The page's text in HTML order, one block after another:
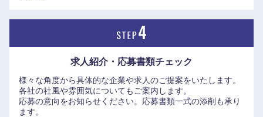
求人紹介・応募書類チェック
様々な角度から具体的な企業や求人のご提案をいたします。
各社の社風や雰囲気についてもご案内します。
応募の意向をお知らせください。応募書類一式の添削も承り
ます。
鳥取県 島根県
岡山県 広島県